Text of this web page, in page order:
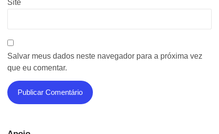
Site
Salvar meus dados neste navegador para a próxima vez
que eu comentar.